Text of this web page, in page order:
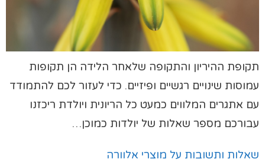
תקופת ההיריון והתקופה שלאחר הלידה הן תקופות
עמוסות שינויים רגשיים ופיזיים. כדי לעזור לכם להתמודד
עם אתגרים המלווים כמעט כל הריונית ויולדת ריכזנו
עבורכם מספר שאלות של יולדות כמוכן…
שאלות ותשובות על מוצרי אלוורה